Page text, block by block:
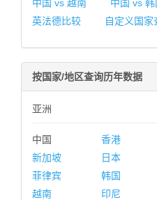
中国 vs 越南
中国 vs 韩
英法德比较
自定义国家
按国家/地区查询历年数据
亚洲
中国 香港
新加坡
日本
菲律宾
韩国
越南
印尼